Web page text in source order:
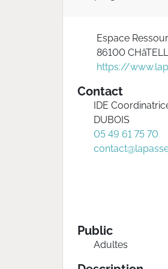
Espace
86100
https://
Contact
IDE
DUBOIS
05 49 61 75 70
Public
Adultes